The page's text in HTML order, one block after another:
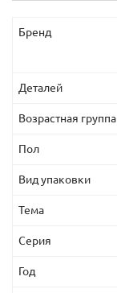
Бренд
Деталей
Возрастная группа
Пол
Вид упаковки
Тема
Серия
Год